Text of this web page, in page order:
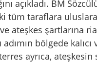
açıkladı. BM
tüm taraflara
ateşkes şartlarına
bölgede
ayrıca,